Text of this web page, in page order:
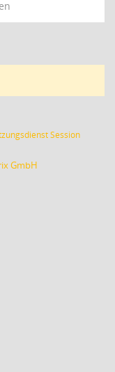
Session(Wird in
GmbH